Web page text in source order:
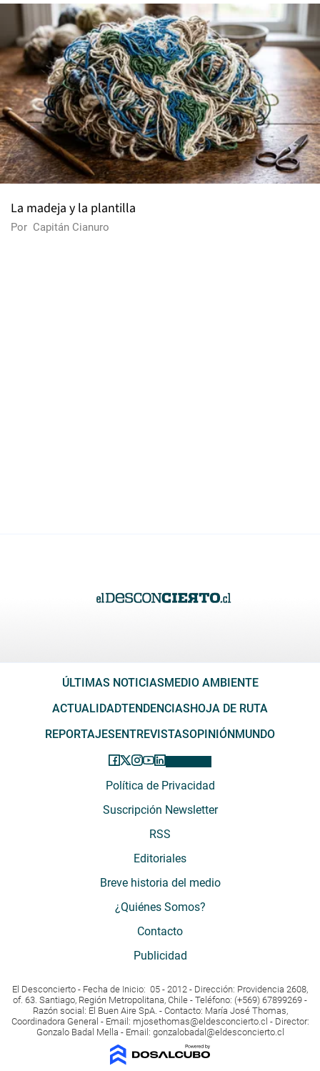
La madeja y la plantilla
Por Capitán Cianuro
ÚLTIMAS NOTICIASMEDIO AMBIENTE
ACTUALIDADTENDENCIASHOJA DE RUTA
REPORTAJESENTREVISTASOPINIÓNMUNDO
Política de Privacidad
Suscripción Newsletter
RSS
Editoriales
Breve historia del medio
¿Quiénes Somos?
Contacto
Publicidad
El Desconcierto - Fecha de Inicio: 05 - 2012 - Dirección: Providencia 2608,
of. 63. Santiago, Región Metropolitana, Chile - Teléfono: (+569) 67899269 -
Razón social: El Buen Aire SpA. - Contacto: María José Thomas,
Coordinadora General - Email: mjosethomas@eldesconcierto.cl - Director:
Gonzalo Badal Mella - Email: gonzalobadal@eldesconcierto.cl